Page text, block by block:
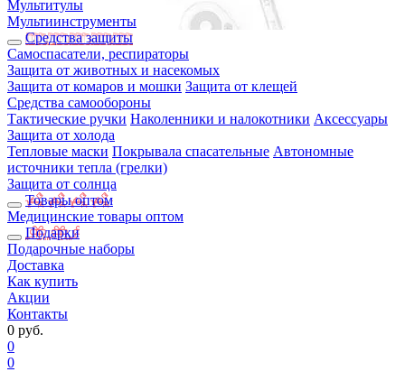
Мультитулы
Мультиинструменты
Средства защиты
Самоспасатели, респираторы
Защита от животных и насекомых
Защита от комаров и мошки Защита от клещей
Средства самообороны
Тактические ручки Наколенники и налокотники Аксессуары
Защита от холода
Тепловые маски Покрывала спасательные Автономные
источники тепла (грелки)
Защита от солнца
Товары оптом
Медицинские товары оптом
Подарки
Подарочные наборы
Доставка
Как купить
Акции
Контакты
0 руб.
0
0